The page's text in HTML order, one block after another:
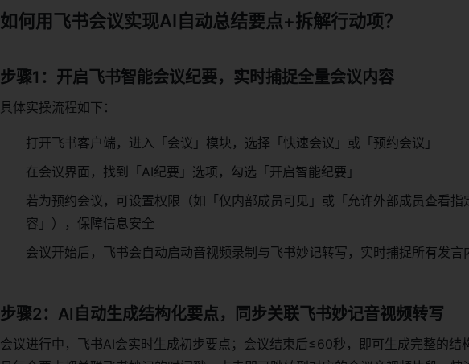
如何用飞书会议实现AI自动总结要点+拆解行动项？
步骤1：开启飞书智能会议纪要，实时捕捉全量会议内容
具体实操流程如下：
打开飞书客户端，进入「会议」模块，选择「快速会议」或「预约会议」
在会议界面，找到「AI纪要」选项，勾选「开启智能纪要」
若为预约会议，可设置权限（如「仅内部成员可见」或「允许外部成员查看指
容」），保障信息安全
会议开始后，飞书会自动启动音视频录制与飞书妙记转写，实时捕捉所有发言
步骤2：AI自动生成结构化要点，同步关联飞书妙记音视频转写
会议进行中，飞书AI会实时生成初步要点；会议结束后≤60秒，即可生成完整的结